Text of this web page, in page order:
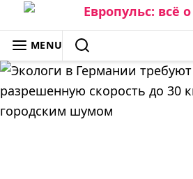
Skip
to
content
ЕВРОПУЛЬС: ВСЁ О ЕВРОПЕ
MENU
SEARCH